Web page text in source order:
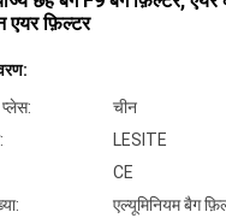
एयर फ़िल्टर
प्लेस:
चीन
LESITE
CE
एल्यूमिनियम बैग